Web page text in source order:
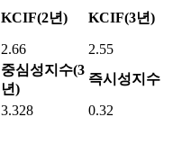
KCIF(2년) KCIF(3년)
2.66
2.55
중심성지수(3
년)
즉시성지수
3.328 0.32